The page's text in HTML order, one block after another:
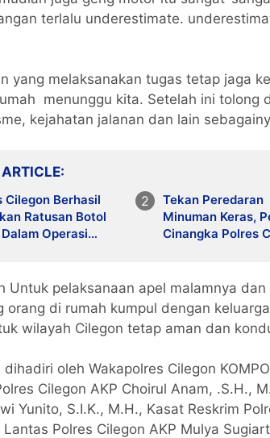
terlalu underestimate.
yang melaksanakan tugas tetap jaga
menunggu kita. Setelah ini tolong
kejahatan jalanan dan lain
ARTICLE
Cilegon Berhasil
Ratusan Botol
Operasi
Tekan Peredaran
Minuman Keras,
Cinangka Polres
Untuk pelaksanaan apel malamnya
orang di rumah kumpul dengan
wilayah Cilegon tetap aman dan
oleh Wakapolres Cilegon
Cilegon AKP Choirul Anam, .S.H.,
Yunito, S.I.K., M.H., Kasat Reskrim
Lantas Polres Cilegon AKP Mulya